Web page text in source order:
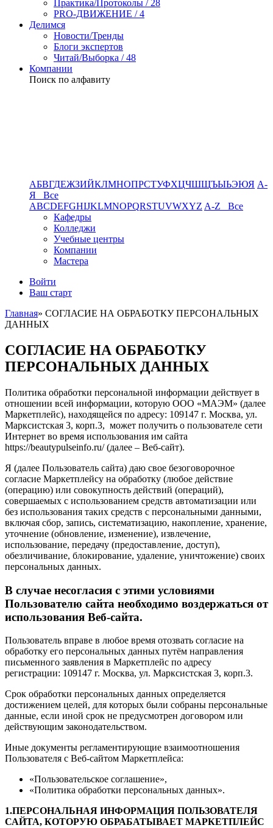
Практика/Протоколы / 28
PRO-ДВИЖЕНИЕ / 4
Делимся
Новости/Тренды
Блоги экспертов
Читай/Выборка / 48
Компании
Поиск по алфавиту
АБВГДЕЖЗИЙКЛМНОПРСТУФХЦЧШЩЪЫЬЭЮЯ А-
Я Все
ABCDEFGHIJKLMNOPQRSTUVWXYZ A-Z Все
Кафедры
Колледжи
Учебные центры
Компании
Мастера
Войти
Ваш старт
Главная» СОГЛАСИЕ НА ОБРАБОТКУ ПЕРСОНАЛЬНЫХ
ДАННЫХ
СОГЛАСИЕ НА ОБРАБОТКУ
ПЕРСОНАЛЬНЫХ ДАННЫХ
Политика обработки персональной информации действует в
отношении всей информации, которую ООО «МАЭМ» (далее
Маркетплейс), находящейся по адресу: 109147 г. Москва, ул.
Марксистская 3, корп.3, может получить о пользователе сети
Интернет во время использования им сайта
https://beautypulseinfo.ru/ (далее – Веб-сайт).
Я (далее Пользователь сайта) даю свое безоговорочное
согласие Маркетплейсу на обработку (любое действие
(операцию) или совокупность действий (операций),
совершаемых с использованием средств автоматизации или
без использования таких средств с персональными данными,
включая сбор, запись, систематизацию, накопление, хранение,
уточнение (обновление, изменение), извлечение,
использование, передачу (предоставление, доступ),
обезличивание, блокирование, удаление, уничтожение) своих
персональных данных.
В случае несогласия с этими условиями
Пользователю сайта необходимо воздержаться от
использования Веб-сайта.
Пользователь вправе в любое время отозвать согласие на
обработку его персональных данных путём направления
письменного заявления в Маркетплейс по адресу
регистрации: 109147 г. Москва, ул. Марксистская 3, корп.3.
Срок обработки персональных данных определяется
достижением целей, для которых были собраны персональные
данные, если иной срок не предусмотрен договором или
действующим законодательством.
Иные документы регламентирующие взаимоотношения
Пользователя с Веб-сайтом Маркетплейса:
«Пользовательское соглашение»,
«Политика обработки персональных данных».
1.ПЕРСОНАЛЬНАЯ ИНФОРМАЦИЯ ПОЛЬЗОВАТЕЛЯ
САЙТА, КОТОРУЮ ОБРАБАТЫВАЕТ МАРКЕТПЛЕЙС